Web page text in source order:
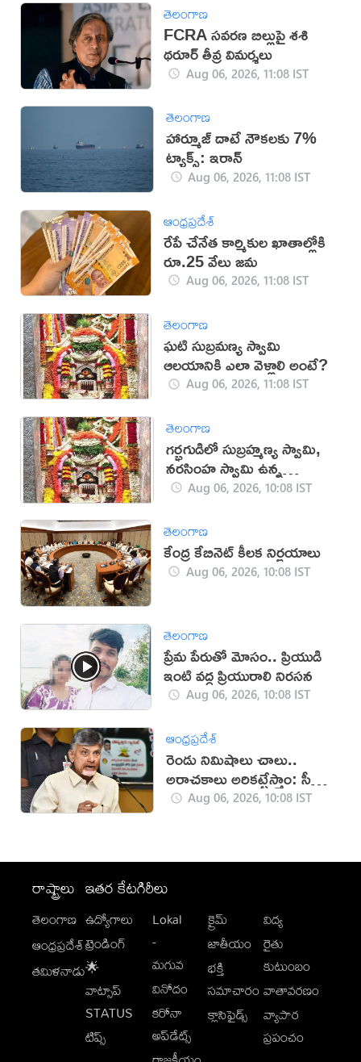
తెలంగాణ
FCRA సవరణ బిల్లుపై శశి
థరూర్ తీవ్ర విమర్శలు
Aug 06, 2026, 11:08 IST
తెలంగాణ
హార్మూజ్ దాటే నౌకలకు 7%
ట్యాక్స్: ఇరాన్
Aug 06, 2026, 11:08 IST
ఆంధ్రప్రదేశ్
రేపే చేనేత కార్మికుల ఖాతాల్లోకి
రూ.25 వేలు జమ
Aug 06, 2026, 11:08 IST
తెలంగాణ
ఘటి సుబ్రమణ్య స్వామి
ఆలయానికి ఎలా వెళ్లాలి అంటే?
Aug 06, 2026, 11:08 IST
తెలంగాణ
గర్భగుడిలో సుబ్రహ్మణ్య స్వామి,
నరసింహ స్వామి ఉన్న
దేవాలయం ఇదే
Aug 06, 2026, 10:08 IST
తెలంగాణ
కేంద్ర కేబినెట్ కీలక నిర్ణయాలు
Aug 06, 2026, 10:08 IST
తెలంగాణ
ప్రేమ పేరుతో మోసం.. ప్రియుడి
ఇంటి వద్ద ప్రియురాలి నిరసన
Aug 06, 2026, 10:08 IST
ఆంధ్రప్రదేశ్
రెండు నిమిషాలు చాలు..
అరాచకాలు అరికట్టేస్తాం: సీఎం
చంద్రబాబు
Aug 06, 2026, 10:08 IST
రాష్ట్రాలు
తెలంగాణ
ఆంధ్రప్రదేశ్
తమిళనాడు
ఇతర కేటగిరీలు
ఉద్యోగాలు
ట్రెండింగ్
🌟
వాట్సాప్
STATUS
టిప్స్
Lokal
-
మగువ
వినోదం
కరోనా
అప్‌డేట్స్
క్రైమ్
జాతీయం
భక్తి
సమాచారం
క్లాసిఫైడ్స్
విద్య
రైతు
కుటుంబం
వాతావరణం
వ్యాపార
ప్రపంచం